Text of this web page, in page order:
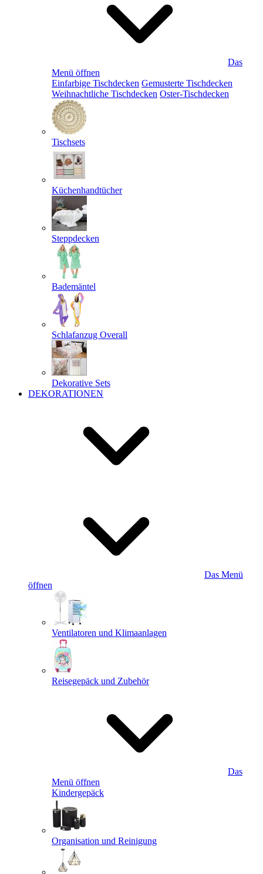
Das
Menü öffnen
Einfarbige Tischdecken Gemusterte Tischdecken
Weihnachtliche Tischdecken Oster-Tischdecken
Tischsets
Küchenhandtücher
Steppdecken
Bademäntel
Schlafanzug Overall
Dekorative Sets
DEKORATIONEN
Das Menü
öffnen
Ventilatoren und Klimaanlagen
Reisegepäck und Zubehör
Das
Menü öffnen
Kindergepäck
Organisation und Reinigung